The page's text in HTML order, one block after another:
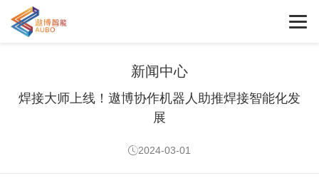
新闻中心
焊接大师上线！遨博协作机器人助推焊接智能化发
展
2024-03-01